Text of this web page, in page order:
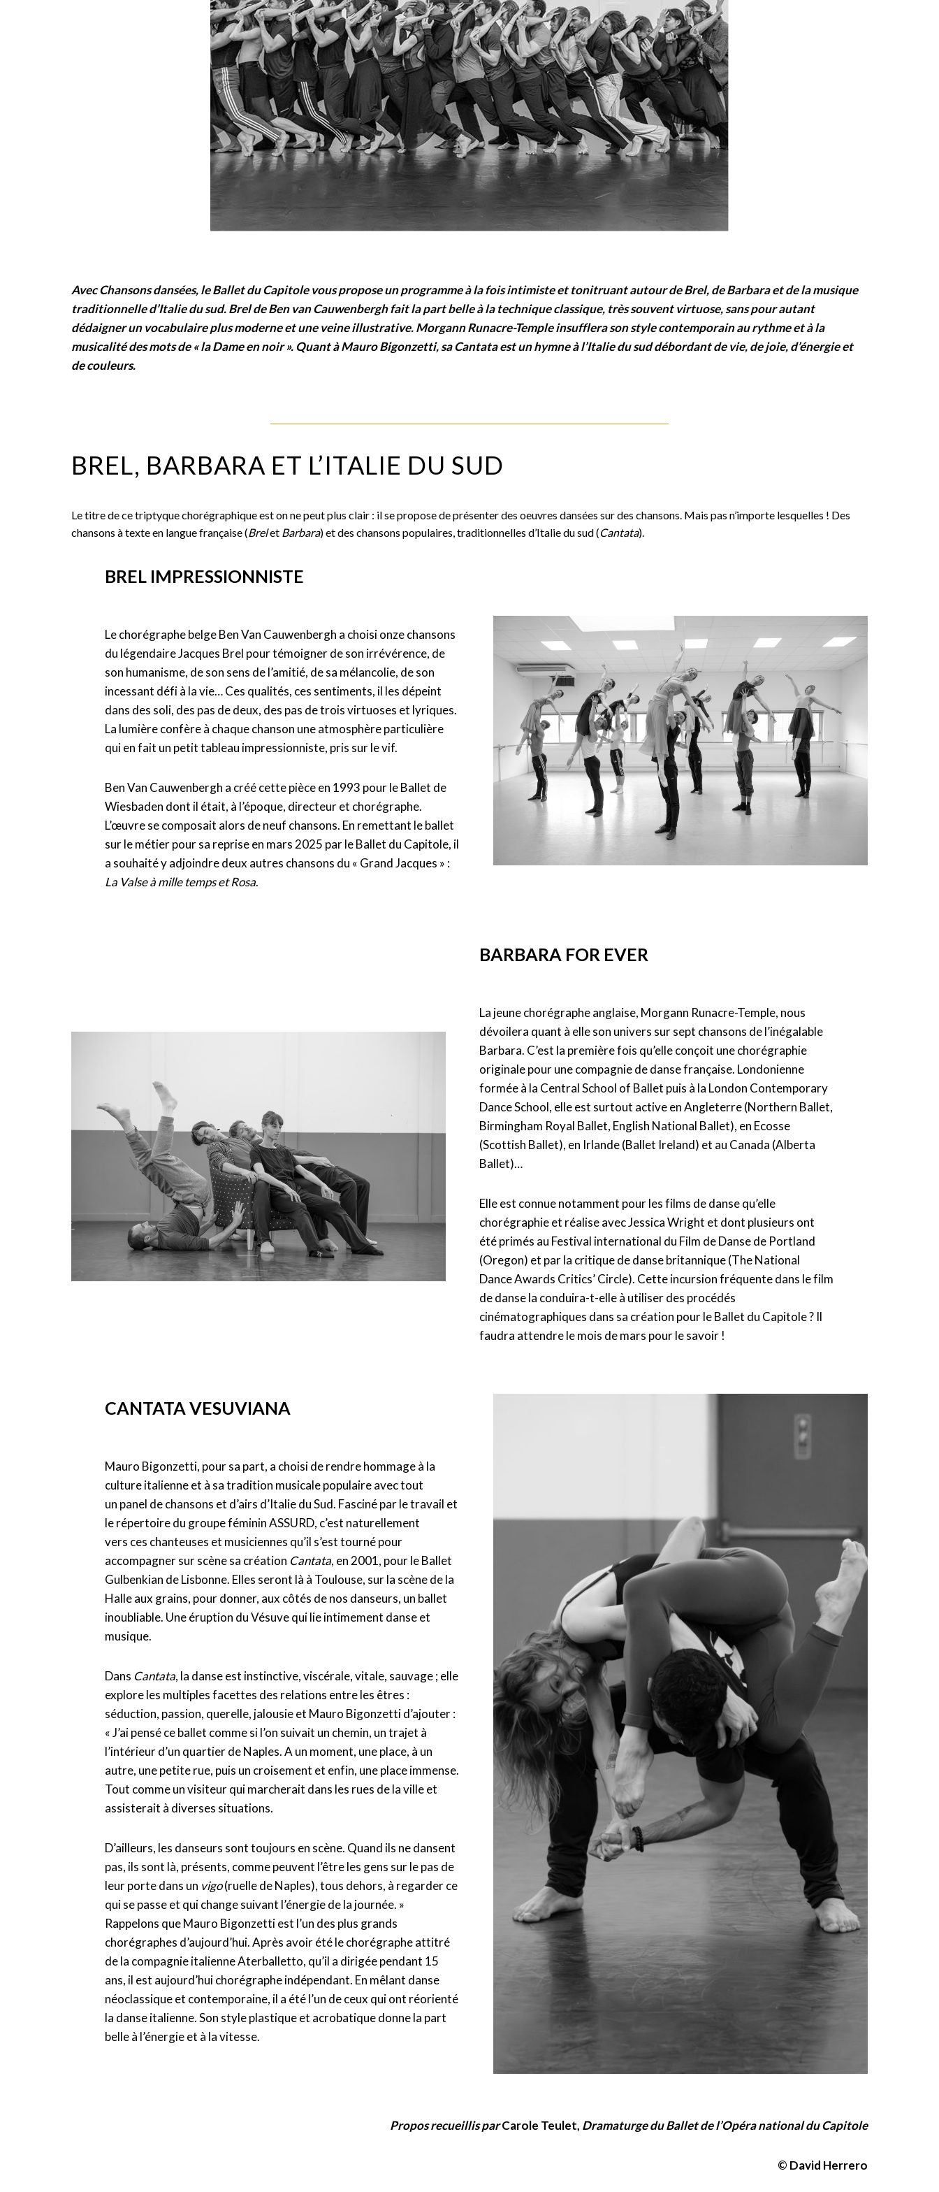
Avec Chansons dansées, le Ballet du Capitole vous propose un programme à la fois intimiste et tonitruant autour de Brel, de Barbara et de la musique
traditionnelle d’Italie du sud. Brel de Ben van Cauwenbergh fait la part belle à la technique classique, très souvent virtuose, sans pour autant
dédaigner un vocabulaire plus moderne et une veine illustrative. Morgann Runacre-Temple insufflera son style contemporain au rythme et à la
musicalité des mots de « la Dame en noir ». Quant à Mauro Bigonzetti, sa Cantata est un hymne à l’Italie du sud débordant de vie, de joie, d’énergie et
de couleurs.
BREL, BARBARA ET L’ITALIE DU SUD
Le titre de ce triptyque chorégraphique est on ne peut plus clair : il se propose de présenter des oeuvres dansées sur des chansons. Mais pas n’importe lesquelles ! Des
chansons à texte en langue française (Brelet Barbara) et des chansons populaires, traditionnelles d’Italie du sud (Cantata).
BREL IMPRESSIONNISTE
Le chorégraphe belge Ben Van Cauwenbergh a choisi onze chansons
du légendaire Jacques Brel pour témoigner de son irrévérence, de
son humanisme, de son sens de l’amitié, de sa mélancolie, de son
incessant défi à la vie… Ces qualités, ces sentiments, il les dépeint
dans des soli, des pas de deux, des pas de trois virtuoses et lyriques.
La lumière confère à chaque chanson une atmosphère particulière
qui en fait un petit tableau impressionniste, pris sur le vif.
Ben Van Cauwenbergh a créé cette pièce en 1993 pour le Ballet de
Wiesbaden dont il était, à l’époque, directeur et chorégraphe.
L’œuvre se composait alors de neuf chansons. En remettant le ballet
sur le métier pour sa reprise en mars 2025 par le Ballet du Capitole, il
a souhaité y adjoindre deux autres chansons du « Grand Jacques » :
La Valse à mille temps et Rosa.
BARBARA FOR EVER
La jeune chorégraphe anglaise, Morgann Runacre-Temple, nous
dévoilera quant à elle son univers sur sept chansons de l’inégalable
Barbara. C’est la première fois qu’elle conçoit une chorégraphie
originale pour une compagnie de danse française. Londonienne
formée à la Central School of Ballet puis à la London Contemporary
Dance School, elle est surtout active en Angleterre (Northern Ballet,
Birmingham Royal Ballet, English National Ballet), en Ecosse
(Scottish Ballet), en Irlande (Ballet Ireland) et au Canada (Alberta
Ballet)…
Elle est connue notamment pour les films de danse qu’elle
chorégraphie et réalise avec Jessica Wright et dont plusieurs ont
été primés au Festival international du Film de Danse de Portland
(Oregon) et par la critique de danse britannique (The National
Dance Awards Critics’ Circle). Cette incursion fréquente dans le film
de danse la conduira-t-elle à utiliser des procédés
cinématographiques dans sa création pour le Ballet du Capitole ? Il
faudra attendre le mois de mars pour le savoir !
CANTATA VESUVIANA
Mauro Bigonzetti, pour sa part, a choisi de rendre hommage à la
culture italienne et à sa tradition musicale populaire avec tout
un panel de chansons et d’airs d’Italie du Sud. Fasciné par le travail et
le répertoire du groupe féminin ASSURD, c’est naturellement
vers ces chanteuses et musiciennes qu’il s’est tourné pour
accompagner sur scène sa création Cantata, en 2001, pour le Ballet
Gulbenkian de Lisbonne. Elles seront là à Toulouse, sur la scène de la
Halle aux grains, pour donner, aux côtés de nos danseurs, un ballet
inoubliable. Une éruption du Vésuve qui lie intimement danse et
musique.
Dans Cantata, la danse est instinctive, viscérale, vitale, sauvage ; elle
explore les multiples facettes des relations entre les êtres :
séduction, passion, querelle, jalousie et Mauro Bigonzetti d’ajouter :
« J’ai pensé ce ballet comme si l’on suivait un chemin, un trajet à
l’intérieur d’un quartier de Naples. A un moment, une place, à un
autre, une petite rue, puis un croisement et enfin, une place immense.
Tout comme un visiteur qui marcherait dans les rues de la ville et
assisterait à diverses situations.
D’ailleurs, les danseurs sont toujours en scène. Quand ils ne dansent
pas, ils sont là, présents, comme peuvent l’être les gens sur le pas de
leur porte dans un vigo(ruelle de Naples), tous dehors, à regarder ce
qui se passe et qui change suivant l’énergie de la journée. »
Rappelons que Mauro Bigonzetti est l’un des plus grands
chorégraphes d’aujourd’hui. Après avoir été le chorégraphe attitré
de la compagnie italienne Aterballetto, qu’il a dirigée pendant 15
ans, il est aujourd’hui chorégraphe indépendant. En mêlant danse
néoclassique et contemporaine, il a été l’un de ceux qui ont réorienté
la danse italienne. Son style plastique et acrobatique donne la part
belle à l’énergie et à la vitesse.
Propos recueillis parCarole Teulet, Dramaturge du Ballet de l’Opéra national du Capitole
© David Herrero